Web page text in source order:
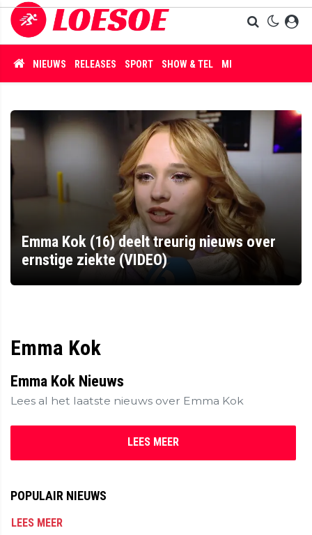
NIEUWS RELEASES SPORT SHOW & TEL MISDAAD
Emma Kok (16) deelt treurig nieuws over
ernstige ziekte (VIDEO)
Emma Kok
Emma Kok Nieuws
Lees al het laatste nieuws over Emma Kok
LEES MEER
POPULAIR NIEUWS
LEES MEER